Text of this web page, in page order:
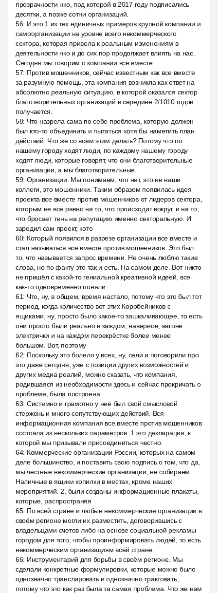
прозрачности нко, под которой в 2017 году подписались
десятки, а позже сотни организаций.
56: И это 1 из тех единичных примеров крупной компании и
самоорганизации на уровне всего некоммерческого
сектора, которая привела к реальным изменениям в
деятельности нко и до сих пор продолжает влиять на нас.
Сегодня мы говорим о компании все вместе.
57: Против мошенников, сейчас известным как все вместе
за разумную помощь, эта компания возникла как ответ на
абсолютно реальную ситуацию, в которой оказался сектор
благотворительных организаций в середине 2/1010 годов
получается.
58: Что назрела сама по себе проблема, которую должен
был кто-то объединить и пытаться хотя бы наметить план
действий. Что же со всем этим делать? Потому что по
нашему городу ходят люди, по каждому нашему городу
ходят люди, которые говорят, что они благотворительные
организации, а мы благотворительные.
59: Организации. Мы понимаем, что нет, это не наши
коллеги, это мошенники. Таким образом появилась идея
проекта все вместе против мошенников от лидеров сектора,
которым не все равно на то, что происходит вокруг, и на то,
что бросает тень на репутацию именно секторальную. И
зародил сам проект, кото
60: Который появился в разрезе организации все вместе и
стал называться все вместе против мошенников. Это был
то, что называется запрос времени. Не очень люблю такие
слова, но по факту это так и есть. На самом деле. Вот никто
не пришёл с какой-то гениальной креативной идеей, все
как-то одновременно поняли
61: Что, ну, в общем, время настало, потому что это был тот
период, когда количество вот этих Коробейников с
ящиками, ну, просто было какое-то зашкаливающее, то есть
они просто были реально в каждом, наверное, вагоне
электрички и на каждом перекрёстке более менее
большом. Вот, поэтому
62: Поскольку это болело у всех, ну, сели и поговорили про
это даже сегодня, уже с позиции других возможностей и
других медиа реалий, можно сказать, что компания,
родившаяся из необходимости здесь и сейчас прокричать о
проблеме, была построена.
63: Системно и грамотно у неё был свой смысловой
стержень и много сопутствующих действий. Вся
информационная компания все вместе против мошенников
состояла из нескольких параметров. 1 это декларация, к
которой мы призывали присоединиться честно.
64: Коммерческие организации России, которых на самом
деле большинство, и поставить свою подпись о том, что да,
мы честные некоммерческие организации, не собираем.
Наличные в ящики копилки в местах, кроме наших
мероприятий. 2, были созданы информационные плакаты,
которые, распространяя
65: По всей стране и любые некоммерческие организации в
своём регионе могли их разместить, договорившись с
владельцами счетов либо на основе социальной рекламы
городом для того, чтобы проинформировать людей, то есть
некоммерческим организациям всей стране.
66: Инструментарий для борьбы в своём регионе. Мы
сделали конкретные формулировки, которые можно было
однозначно транслировать и однозначно трактовать,
потому что это как раз была та самая проблема. Что же нам